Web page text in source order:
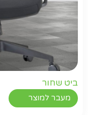
ביט שחור
מעבר למוצר